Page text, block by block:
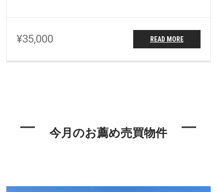
¥35,000 READ MORE
今月のお薦め売買物件